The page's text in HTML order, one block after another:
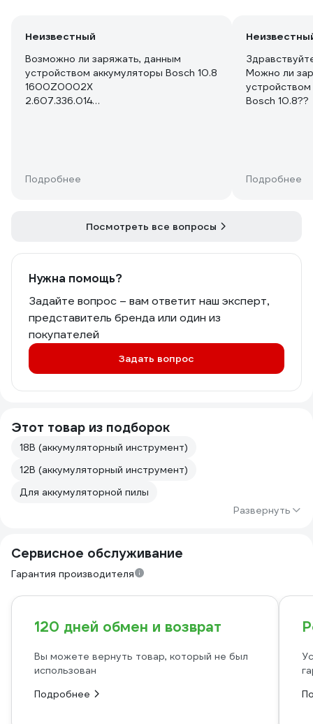
Неизвестный
Возможно ли заряжать, данным
устройством аккумуляторы Bosch 10.8
1600Z0002X
2.607.336.014
Подробнее
Можно ли
Подробнее
Посмотреть все вопросы
Нужна помощь?
Задайте вопрос – вам ответит наш эксперт,
представитель бренда или один из
покупателей
Задать вопрос
Этот товар из подборок
18В (аккумуляторный инструмент)
12В (аккумуляторный инструмент)
Для аккумуляторной пилы
Развернуть
Сервисное обслуживание
Гарантия производителя
120 дней обмен и возврат
Вы можете вернуть товар, который не был
использован
Подробнее